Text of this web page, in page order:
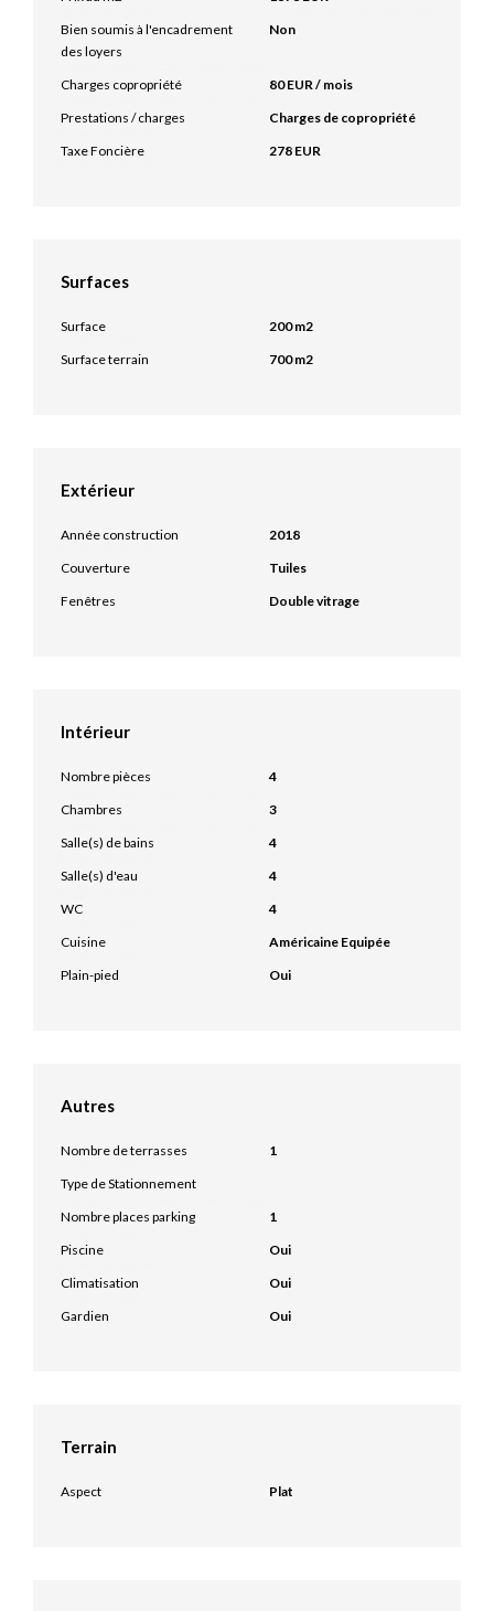
Bien soumis à l'encadrement
des loyers
Non
Charges copropriété
80 EUR / mois
Prestations / charges
Charges de copropriété
Taxe Foncière
278 EUR
Surfaces
Surface
200 m2
Surface terrain
700 m2
Extérieur
Année construction
2018
Couverture
Tuiles
Fenêtres
Double vitrage
Intérieur
Nombre pièces
4
Chambres
3
Salle(s) de bains
4
Salle(s) d'eau
4
WC
4
Cuisine
Américaine Equipée
Plain-pied
Oui
Autres
Nombre de terrasses
1
Type de Stationnement
Nombre places parking
1
Piscine
Oui
Climatisation
Oui
Gardien
Oui
Terrain
Aspect Plat